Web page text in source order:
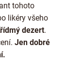
tohoto
likéry všeho
dezert.
Jen dobré